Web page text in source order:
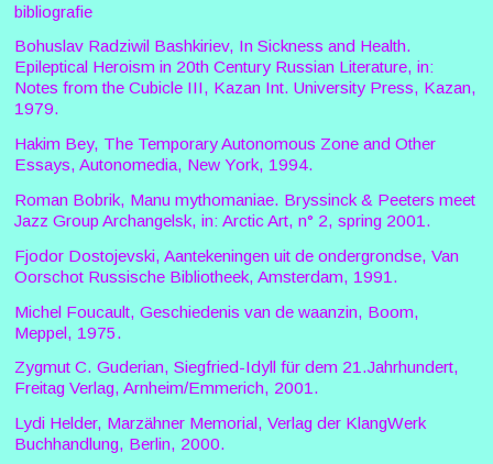
bibliografie
Bohuslav Radziwil Bashkiriev, In Sickness and Health.
Epileptical Heroism in 20th Century Russian Literature, in:
Notes from the Cubicle III, Kazan Int. University Press, Kazan,
1979.
Hakim Bey, The Temporary Autonomous Zone and Other
Essays, Autonomedia, New York, 1994.
Roman Bobrik, Manu mythomaniae. Bryssinck & Peeters meet
Jazz Group Archangelsk, in: Arctic Art, n° 2, spring 2001.
Fjodor Dostojevski, Aantekeningen uit de ondergrondse, Van
Oorschot Russische Bibliotheek, Amsterdam, 1991.
Michel Foucault, Geschiedenis van de waanzin, Boom,
Meppel, 1975.
Zygmut C. Guderian, Siegfried-Idyll für dem 21.Jahrhundert,
Freitag Verlag, Arnheim/Emmerich, 2001.
Lydi Helder, Marzähner Memorial, Verlag der KlangWerk
Buchhandlung, Berlin, 2000.